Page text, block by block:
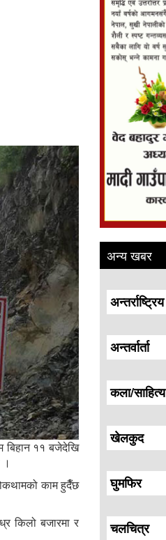
बिहान ११ बजेदेखि
काम हुदैँछ
किलो बजारमा र
अन्य खबर
अन्तर्राष्ट्रिय
अन्तर्वार्ता
कला/साहित्य
खेलकुद
घुमफिर
चलचित्र